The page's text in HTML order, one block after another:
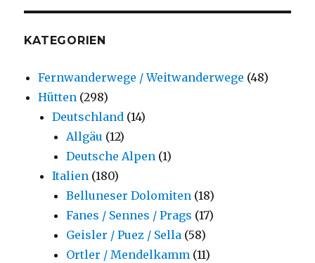
KATEGORIEN
Fernwanderwege / Weitwanderwege (48)
Hütten (298)
Deutschland (14)
Allgäu (12)
Deutsche Alpen (1)
Italien (180)
Belluneser Dolomiten (18)
Fanes / Sennes / Prags (17)
Geisler / Puez / Sella (58)
Ortler / Mendelkamm (11)